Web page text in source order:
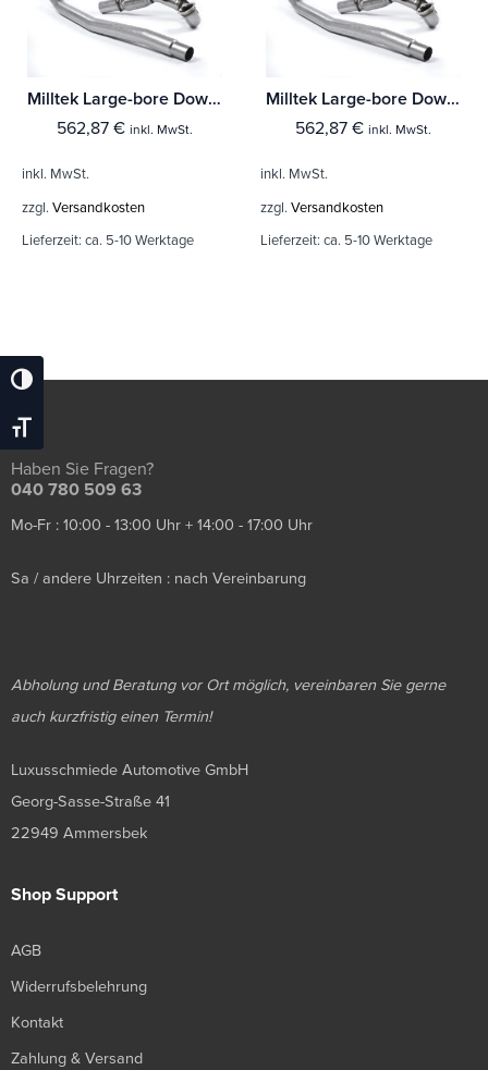
Umschalten Auf Hohe Kontraste
Schrift Vergrößern
Milltek Large-bore Downpipe und De-cat Seat Leon Cupra 300 2.0 TSI (Ohne-OPF/GPF Modelle)
562,87 € inkl. MwSt.
inkl. MwSt.
zzgl. Versandkosten
Lieferzeit: ca. 5-10 Werktage
Milltek Large-bore Downpipe und De-cat Seat Leon Cupra 280 & 290 2.0 TSI (Modelle ohne OPF/GPF)
562,87 € inkl. MwSt.
inkl. MwSt.
zzgl. Versandkosten
Lieferzeit: ca. 5-10 Werktage
Haben Sie Fragen?
040 780 509 63
Mo-Fr : 10:00 - 13:00 Uhr + 14:00 - 17:00 Uhr
Sa / andere Uhrzeiten : nach Vereinbarung
Abholung und Beratung vor Ort möglich, vereinbaren Sie gerne
auch kurzfristig einen Termin!
Luxusschmiede Automotive GmbH
Georg-Sasse-Straße 41
22949 Ammersbek
Shop Support
AGB
Widerrufsbelehrung
Kontakt
Zahlung & Versand